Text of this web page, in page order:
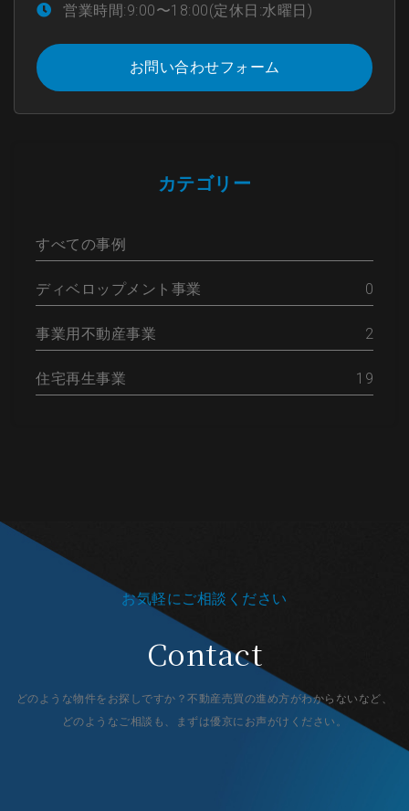
営業時間:9:00〜18:00(定休日:水曜日)
お問い合わせフォーム
カテゴリー
すべての事例
ディベロップメント事業 0
事業用不動産事業 2
住宅再生事業 19
お気軽にご相談ください
Contact
どのような物件をお探しですか？不動産売買の進め方がわからないなど、
どのようなご相談も、まずは優京にお声がけください。